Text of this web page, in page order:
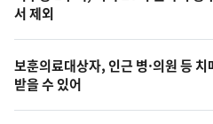
늘
의
영
상
서 제외
보훈의료대상자, 인근 병·의원 등 치
받을 수 있어